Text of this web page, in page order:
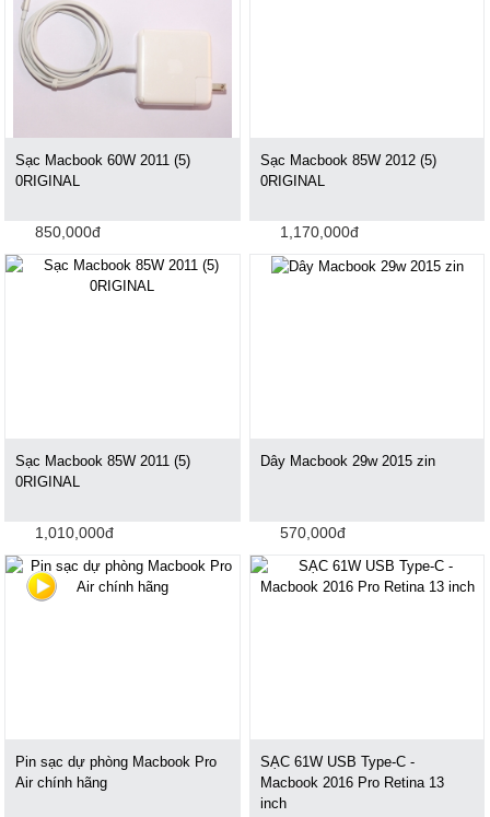
Sạc Macbook 60W 2011 (5)
0RIGINAL
850,000đ
Sạc Macbook 85W 2012 (5)
0RIGINAL
1,170,000đ
Sạc Macbook 85W 2011 (5)
0RIGINAL
1,010,000đ
Dây Macbook 29w 2015 zin
570,000đ
Pin sạc dự phòng Macbook Pro
Air chính hãng
SẠC 61W USB Type-C -
Macbook 2016 Pro Retina 13
inch